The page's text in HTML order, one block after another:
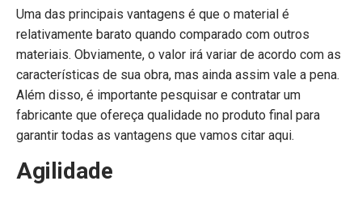
Uma das principais vantagens é que o material é
relativamente barato quando comparado com outros
materiais. Obviamente, o valor irá variar de acordo com as
características de sua obra, mas ainda assim vale a pena.
Além disso, é importante pesquisar e contratar um
fabricante que ofereça qualidade no produto final para
garantir todas as vantagens que vamos citar aqui.
Agilidade